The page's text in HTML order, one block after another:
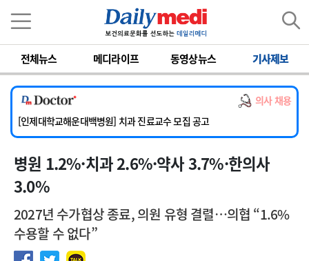
전체뉴스 메디라이프 동영상뉴스 기사제보
의사 채용
[서울아산병원] 2026년 하반기 인턴 모집
[명지병원] 하반기 전공의(인턴) 모집
[동국대학교 경주병원] 내과(소화기, 심장, 내분비), 소아청소년과, 외과, 심장혈관흉부외과, 이비인후과, 병리과 교원 초빙
[국립암센터] 진단검사의학과 정규직 의사직 초빙
[인제대학교해운대백병원] 치과 진료교수 모집 공고
[서울아산병원] 2026년 하반기 인턴 모집
[명지병원] 하반기 전공의(인턴) 모집
병원 1.2%·치과 2.6%·약사 3.7%·한의사
3.0%
2027년 수가협상 종료, 의원 유형 결렬…의협 “1.6%
수용할 수 없다”